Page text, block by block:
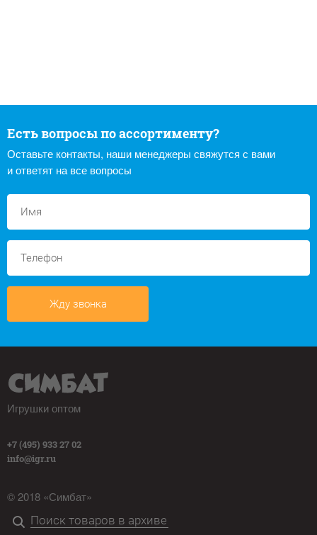
Есть вопросы по ассортименту?
Оставьте контакты, наши менеджеры свяжутся с вами
и ответят на все вопросы
Жду звонка
Игрушки оптом
+7 (495) 933 27 02
info@igr.ru
© 2018 «Симбат»